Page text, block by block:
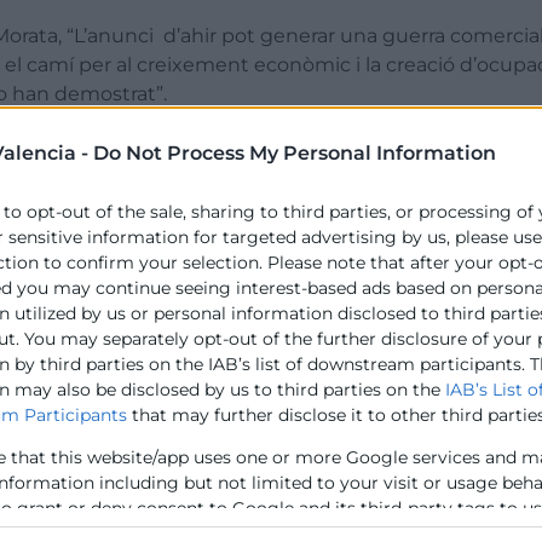
- Do Not Process My Personal Information
to opt-out of the sale, sharing to third parties, or processing of
sensitive information for targeted advertising by us, please
to confirm your selection. Please note that after your opt-
you may continue seeing interest-based ads based on
utilized by us or personal information disclosed to third
You may separately opt-out of the further disclosure of your
by third parties on the IAB’s list of downstream participants.
may also be disclosed by us to third parties on the IAB’s List
Participants that may further disclose it to other third
that this website/app uses one or more Google services and
including but not limited to your visit or usage
grant or deny consent to Google and its third-party tags to
specified purposes in below Google consent section.
“L’anunci d’ahir pot generar una guerra
camí per al creixement econòmic i la creació
han demostrat”.
que tindrà per a les nostres empreses. “Les
de qualitat molt demandant i estic segur que
de l’impacte dels aranzels en l’exportació i
i importen dels EUA i prop de 150 empreses
els dels sectors de la ceràmica, calçat i
productes no hi ha alternativa als EUA, així que
mercat”. També cal tindre en compte els efectes
exportacions de la resta d’Europa als Estats Units.
passar el diàleg abans que per acréixer la guerra
que en grau més alt es vegen perjudicades per
ho fem, per la diversificació de mercats per a reduir
la Unió Europea i avançar cap a mercat únic europeu
economia més competitiva en la línia marcada per